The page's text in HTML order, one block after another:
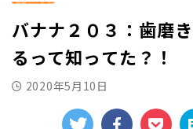
バナナ２０３：歯磨
るって知ってた？！
2020年5月10日